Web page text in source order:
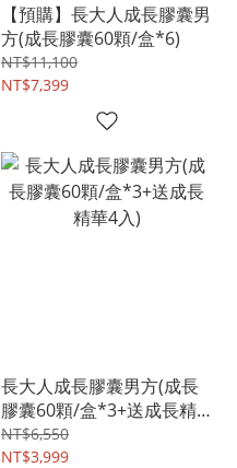
【預購】長大人成長膠囊男
方(成長膠囊60顆/盒*6)
NT$11,100
NT$7,399
長大人成長膠囊男方(成長
膠囊60顆/盒*3+送成長精
華4入)
NT$6,550
NT$3,999